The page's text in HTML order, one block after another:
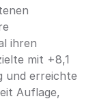
ihren
mit +8,1
und erreichte
Auflage,